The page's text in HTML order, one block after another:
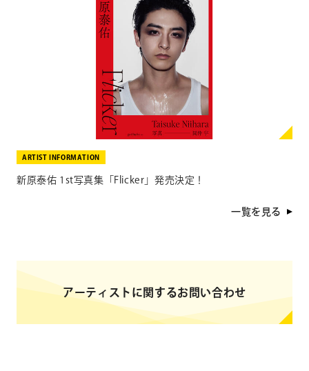
ARTIST INFORMATION
新原泰佑 1st写真集「Flicker」発売決定！
一覧を見る
アーティストに関するお問い合わせ